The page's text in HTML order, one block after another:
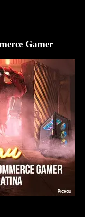
Gamer